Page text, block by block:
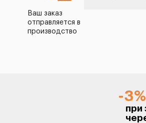
Ваш заказ
отправляется в
производство
-3%
при